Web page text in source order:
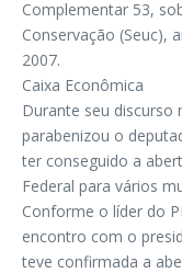
Complementar 53,
Conservação (Seuc),
2007.
Caixa Econômica
Durante seu discurso
parabenizou o
ter conseguido a
Federal para vários
Conforme o líder do
encontro com o
teve confirmada a